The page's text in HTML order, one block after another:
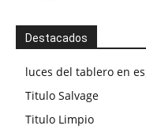
Destacados
luces del tablero en
Titulo Salvage
Titulo Limpio